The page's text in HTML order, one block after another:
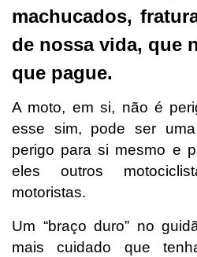
machucados,
de nossa vida, que
que pague.
A moto, em si, não é
esse sim, pode ser
perigo para si mesmo e
eles outros
motoristas.
Um “braço duro” no
mais cuidado que